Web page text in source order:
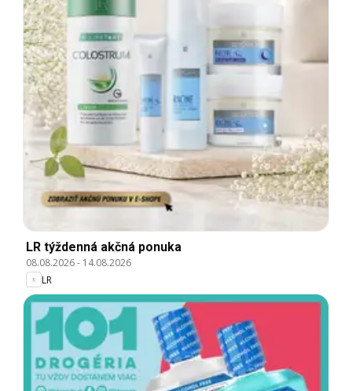
LR týždenná akčná ponuka
08.08.2026- 14.08.2026
LR